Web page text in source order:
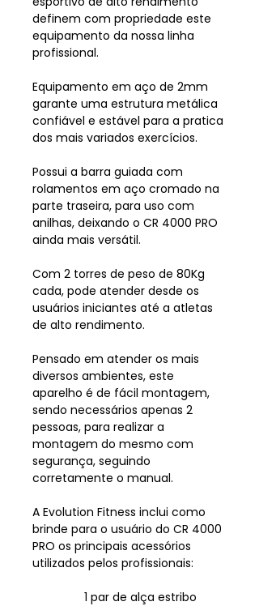
definem com propriedade este
equipamento da nossa linha
profissional.
Equipamento em aço de 2mm
garante uma estrutura metálica
confiável e estável para a pratica
dos mais variados exercícios.
Possui a barra guiada com
rolamentos em aço cromado na
parte traseira, para uso com
anilhas, deixando o CR 4000 PRO
ainda mais versátil.
Com 2 torres de peso de 80Kg
cada, pode atender desde os
usuários iniciantes até a atletas
de alto rendimento.
Pensado em atender os mais
diversos ambientes, este
aparelho é de fácil montagem,
sendo necessários apenas 2
pessoas, para realizar a
montagem do mesmo com
segurança, seguindo
corretamente o manual.
A Evolution Fitness inclui como
brinde para o usuário do CR 4000
PRO os principais acessórios
utilizados pelos profissionais:
1 par de alça estribo